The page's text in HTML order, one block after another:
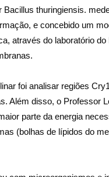
thuringiensis.
e concebido um
através do laboratório
foi analisar regiões
Além disso, o Professor
parte da energia
(bolhas de lípidos do